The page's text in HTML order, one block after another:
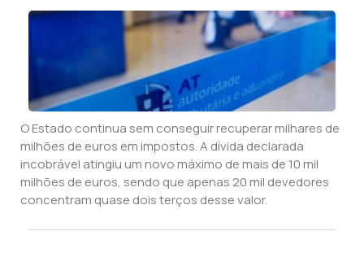
O Estado continua sem conseguir recuperar milhares de
milhões de euros em impostos. A dívida declarada
incobrável atingiu um novo máximo de mais de 10 mil
milhões de euros, sendo que apenas 20 mil devedores
concentram quase dois terços desse valor.